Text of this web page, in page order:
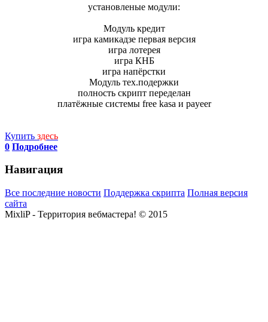
установленые модули:
Модуль кредит
игра камикадзе первая версия
игра лотерея
игра КНБ
игра напёрстки
Модуль тех.подержки
полность скрипт переделан
платёжные системы free kasa и payeer
Купить здесь
0 Подробнее
Навигация
Все последние новости Поддержка скрипта Полная версия
сайта
MixliP - Территория вебмастера! © 2015